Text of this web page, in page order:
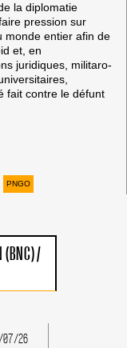
la diplomatie
pression sur
monde entier afin de
et, en
juridiques, militaro-
fait contre le défunt
PNGO
(BNC)/
07/26